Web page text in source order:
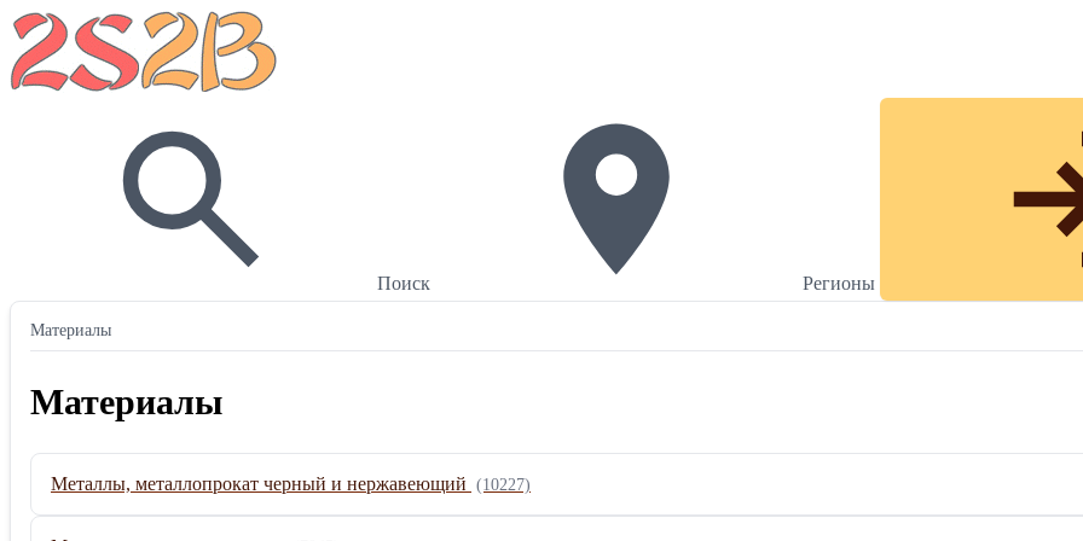
Поиск Регионы
Материалы
Материалы
Металлы, металлопрокат черный и нержавеющий (10227)